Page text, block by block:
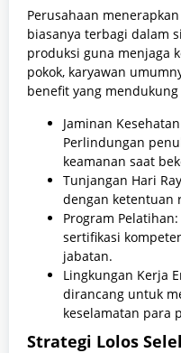
Perusahaan
biasanya terbagi dalam
produksi guna menjaga
pokok, karyawan
benefit yang
Jaminan
Perlindungan
keamanan saat
Tunjangan Hari
dengan ketentuan
Program
sertifikasi
jabatan.
Lingkungan Kerja
dirancang untuk
keselamatan para
Strategi Lolos